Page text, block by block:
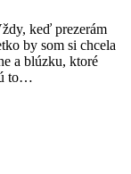
keď prezerám
by som si chcela
a blúzku, ktoré
to…